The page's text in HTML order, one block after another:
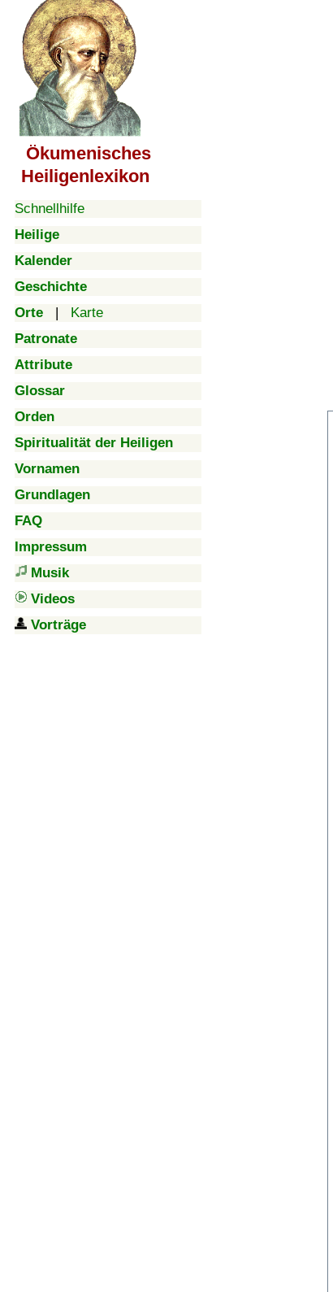
Ökumenisches
Heiligenlexikon
Schnellhilfe
Heilige
Kalender
Geschichte
Orte | Karte
Patronate
Attribute
Glossar
Orden
Spiritualität der Heiligen
Vornamen
Grundlagen
FAQ
Impressum
Musik
Videos
Vorträge